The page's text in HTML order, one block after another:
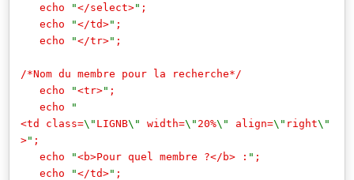
echo
"</select>" ;
echo
"</td>" ;
echo
"</tr>" ;
/*Nom du membre pour la recherche*/
echo
"<tr>" ;
echo
"
<td class=\" LIGNB\" width=\" 20%\" align=\" right\"
>" ;
echo
"<b>Pour quel membre ?</b> : " ;
echo
"</td>" ;